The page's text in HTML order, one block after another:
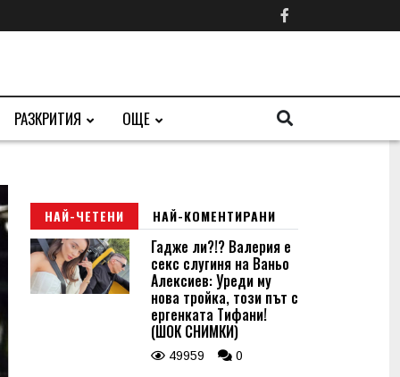
РАЗКРИТИЯ ОЩЕ
НАЙ-ЧЕТЕНИ НАЙ-КОМЕНТИРАНИ
Гадже ли?!? Валерия е
секс слугиня на Ваньо
Алексиев: Уреди му
нова тройка, този път с
ергенката Тифани!
(ШОК СНИМКИ)
49959 0